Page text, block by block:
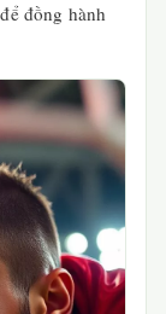
đồng hành